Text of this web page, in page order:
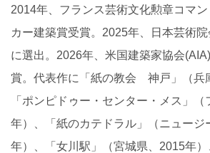
2014年、フランス芸術文化勲章コマ
カー建築賞受賞。 2025年、日本芸術
に選出。 2026年、米国建築家協会(AIA)
賞。代表作に「紙の教会 神戸」（兵
「ポンピドゥー・センター・メス」（
年）、「紙のカテドラル」（ニュージ
年）、「女川駅」（宮城県、 2015年）